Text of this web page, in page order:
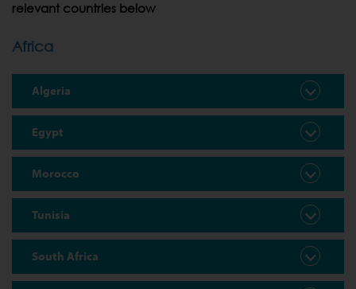
relevant countries below
Africa
Algeria
Egypt
Morocco
Tunisia
South Africa